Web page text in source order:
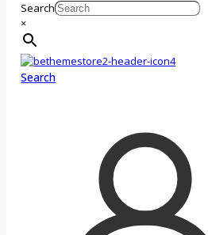
Search
×
Search